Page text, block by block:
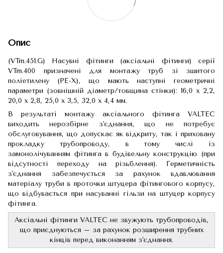
Опис
(VTm.451.G) Насувні фітинги (аксіальні фітинги) серії
VTm.400 призначені для монтажу труб зі зшитого
поліетилену (PE-X), що мають наступні геометричні
параметри (зовнішній діаметр/товщина стінки): 16,0 x 2,2,
20,0 x 2,8, 25,0 x 3,5, 32,0 x 4,4 мм.
В результаті монтажу аксіального фітинга VALTEC
виходить нерозбірне з'єднання, що не потребує
обслуговування, що допускає як відкриту, так і приховану
прокладку трубопроводу, в тому числі із
замонолічуванням фітинга в будівельну конструкцію (при
відсутності переходу на різьблення). Герметичність
з'єднання забезпечується за рахунок вдавлювання
матеріалу труби в проточки штуцера фітингового корпусу,
що відбувається при насуванні гільзи на штуцер корпусу
фітинга.
Аксіальні фітинги VALTEC не звужують трубопроводів,
що приєднуються – за рахунок розширення трубних
кінців перед виконанням з'єднання.